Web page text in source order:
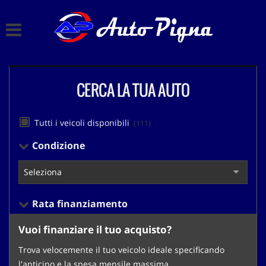
ACQUISTIAMO USATO
CERCA LA TUA AUTO
Tutti i veicoli disponibili (111)
Condizione
Rata finanziamento
Vuoi finanziare il tuo acquisto?
Trova velocemente il tuo veicolo ideale specificando
tue
consenso
pannello
ti
consente
di
esprimere
tue
preferenze
di
alle
tecnologie
di